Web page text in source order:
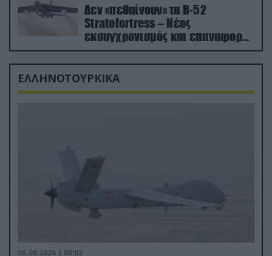
Δεν «πεθαίνουν» τα Β-52
Stratofortress – Νέος
εκσυγχρονισμός και επαναφορά
από τα «νεκροταφεία»
ΕΛΛΗΝΟΤΟΥΡΚΙΚΑ
06.08.2026 | 00:02